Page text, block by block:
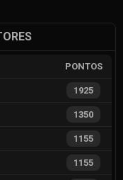
PONTOS
1925
1350
1155
1155